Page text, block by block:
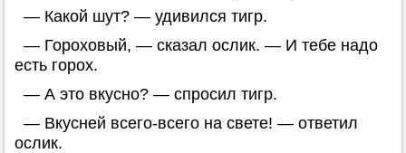
— Какой шут? — удивился тигр.
— Гороховый, — сказал ослик. — И тебе надо
есть горох.
— А это вкусно? — спросил тигр.
— Вкусней всего-всего на свете! — ответил
ослик.